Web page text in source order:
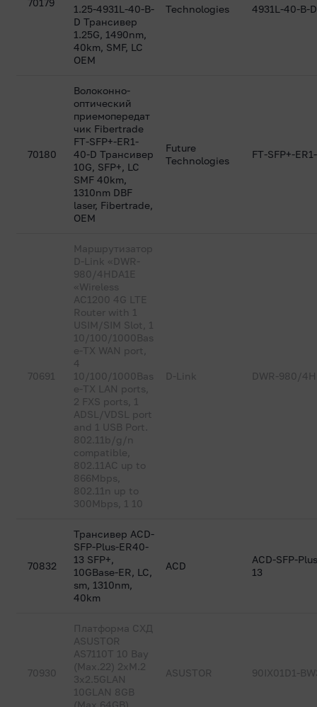
70179
1.25-4931L-40-B-
D Трансивер
1.25G, 1490nm,
40km, SMF, LC
OEM
Technologies
4931L-40-B-D
70180
Волоконно-
оптический
приемопередат
чик Fibertrade
FT-SFP+-ER1-
40-D Трансивер
10G, SFP+, LC
SMF 40km,
1310nm DBF
laser, Fibertrade,
OEM
Future
Technologies
FT-SFP+-
70691
Маршрутизатор
D-Link «DWR-
980/4HDA1E
«Wireless
AC1200 4G LTE
Router with 1
USIM/SIM Slot, 1
10/100/1000Bas
e-TX WAN port,
4
10/100/1000Bas
e-TX LAN ports,
2 FXS ports, 1
ADSL/VDSL port
and 1 USB Port.
802.11b/g/n
compatible,
802.11AC up to
866Mbps,
802.11n up to
300Mbps, 1 10
D-Link DWR-980/
70832
Трансивер ACD-
SFP-Plus-ER40-
13 SFP+,
10GBase-ER, LC,
sm, 1310nm,
40km
ACD
ACD-SFP-
13
70930
Платформа СХД
ASUSTOR
AS7110T 10 Bay
(Max.22) 2xM.2
3x2.5GLAN
10GLAN 8GB
(Max.64GB)
ASUSTOR 90IX01D1-